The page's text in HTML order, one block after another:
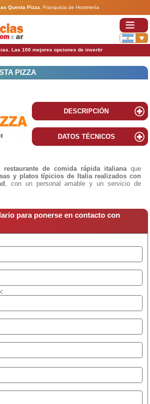
Questa Pizza Franquicia de Hostelería
Las 100 mejores opciones de invertir
PIZZA
DESCRIPCIÓN
DATOS TÉCNICOS
restaurante de comida rápida italianaque
y platos típicios de Italia realizados con
, con un personal amable y un servicio de
para ponerse en contacto con